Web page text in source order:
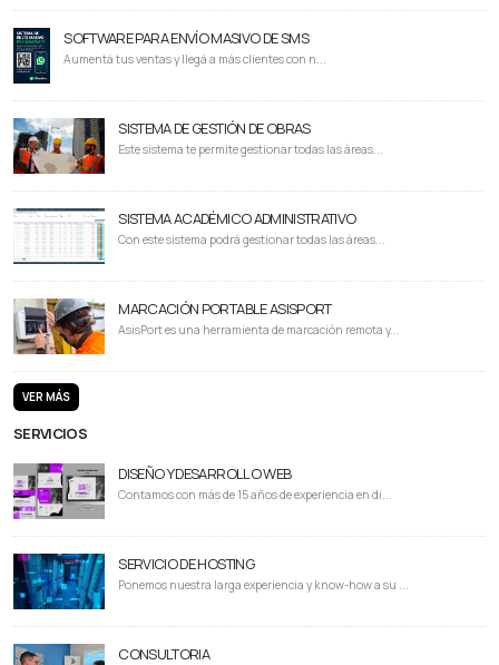
SOFTWARE PARA ENVÍO MASIVO DE SMS
Aumentá tus ventas y llegá a más clientes con n...
SISTEMA DE GESTIÓN DE OBRAS
Este sistema te permite gestionar todas las áreas...
SISTEMA ACADÉMICO ADMINISTRATIVO
Con este sistema podrá gestionar todas las áreas...
MARCACIÓN PORTABLE ASISPORT
AsisPort es una herramienta de marcación remota y...
VER MÁS
SERVICIOS
DISEÑO Y DESARROLLO WEB
Contamos con más de 15 años de experiencia en di...
SERVICIO DE HOSTING
Ponemos nuestra larga experiencia y know-how a su ...
CONSULTORIA